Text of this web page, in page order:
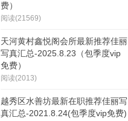
费）
阅读(21569)
天河黄村鑫悦阁会所最新推荐佳丽
写真汇总-2025.8.23（包季度vip
免费）
阅读(2013)
越秀区水善坊最新在职推荐佳丽写
真汇总-2021.8.24(包季度vip免费)